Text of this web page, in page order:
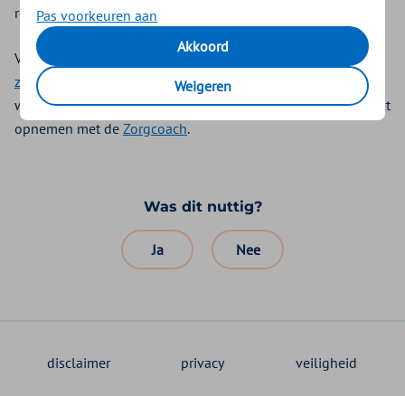
rekening.
Voor het regelen van zorg kunt u gebruikmaken van de
zorgzoeker
. U vindt hier snel een zorgverlener in uw buurt
waar wij afspraken mee gemaakt hebben. Ook kunt u contact
opnemen met de Zorgcoach.
Was dit nuttig?
Ja Nee
disclaimer privacy veiligheid
Pas voorkeuren aan
Akkoord
Weigeren